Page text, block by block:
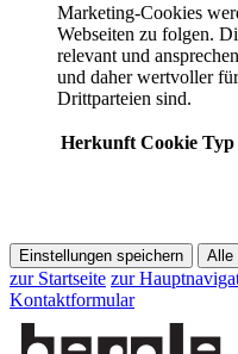
Marketing-Cookies
Webseiten zu folgen.
relevant und
und daher wertvoller
Drittparteien sind.
Herkunft Cookie Typ
Einstellungen speichern Alle
zur Startseite zur
Kontaktformular